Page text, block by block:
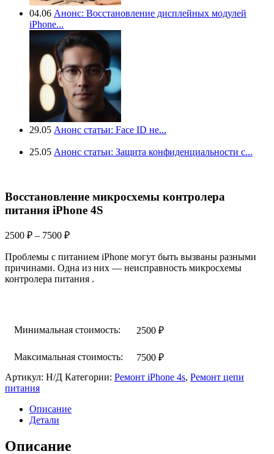
04.06 Анонс: Восстановление дисплейных модулей
iPhone...
29.05 Анонс статьи: Face ID не...
25.05 Анонс статьи: Защита конфиденциальности с...
Восстановление микросхемы контролера
питания iPhone 4S
2500 ₽ – 7500 ₽Диапазон
2500 ₽
–
7500 ₽
Проблемы с питанием iPhone могут быть вызваны разными
причинами. Одна из них — неисправность микросхемы
контролера питания .
Минимальная стоимость: 2500 ₽
Максимальная стоимость: 7500 ₽
Артикул: Н/Д Категории: Ремонт iPhone 4s, Ремонт цепи
питания
Описание
Детали
Описание